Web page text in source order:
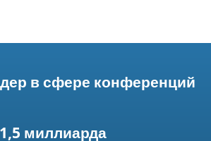
в сфере конференций
1,5 миллиарда